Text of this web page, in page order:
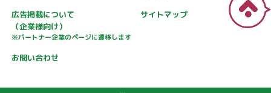
広告掲載について
（企業様向け）
※パートナー企業のページに遷移します
サイトマップ
お問い合わせ